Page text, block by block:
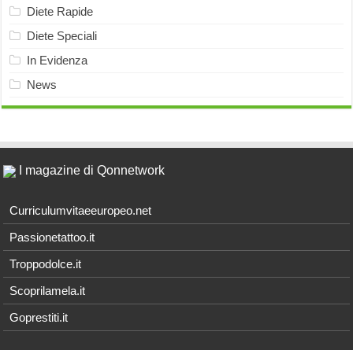
Diete Rapide
Diete Speciali
In Evidenza
News
I magazine di Qonnetwork
Curriculumvitaeeuropeo.net
Passionetattoo.it
Troppodolce.it
Scoprilamela.it
Goprestiti.it